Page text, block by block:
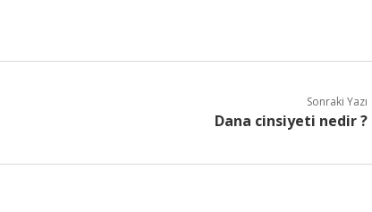
Sonraki Yazı
Dana cinsiyeti nedir ?